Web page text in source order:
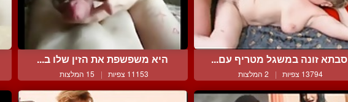
סבתא זונה במשגל מטריף עם...
13794 צפיות | 2 המלצות
היא משפשפת את הזין שלו ב...
11153 צפיות | 15 המלצות